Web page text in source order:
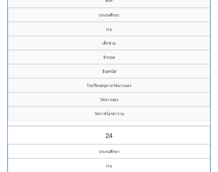
ประถมศึกษา
ป.๖
เด็กชาย
จิรกฤต
อินทรนัส
โรงเรียนอนุบาลวัดนางนอง
วัดนางนอง
วัดราชโอรสาราม
24
ประถมศึกษา
ป.๖